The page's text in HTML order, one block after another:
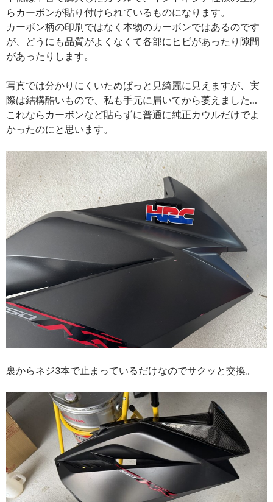
らカーボンが貼り付けられているものになります。
カーボン柄の印刷ではなく本物のカーボンではあるのです
が、どうにも品質がよくなくて各部にヒビがあったり隙間
があったりします。
写真では分かりにくいためぱっと見綺麗に見えますが、実
際は結構酷いもので、私も手元に届いてから萎えました…
これならカーボンなど貼らずに普通に純正カウルだけでよ
かったのにと思います。
裏からネジ3本で止まっているだけなのでサクッと交換。